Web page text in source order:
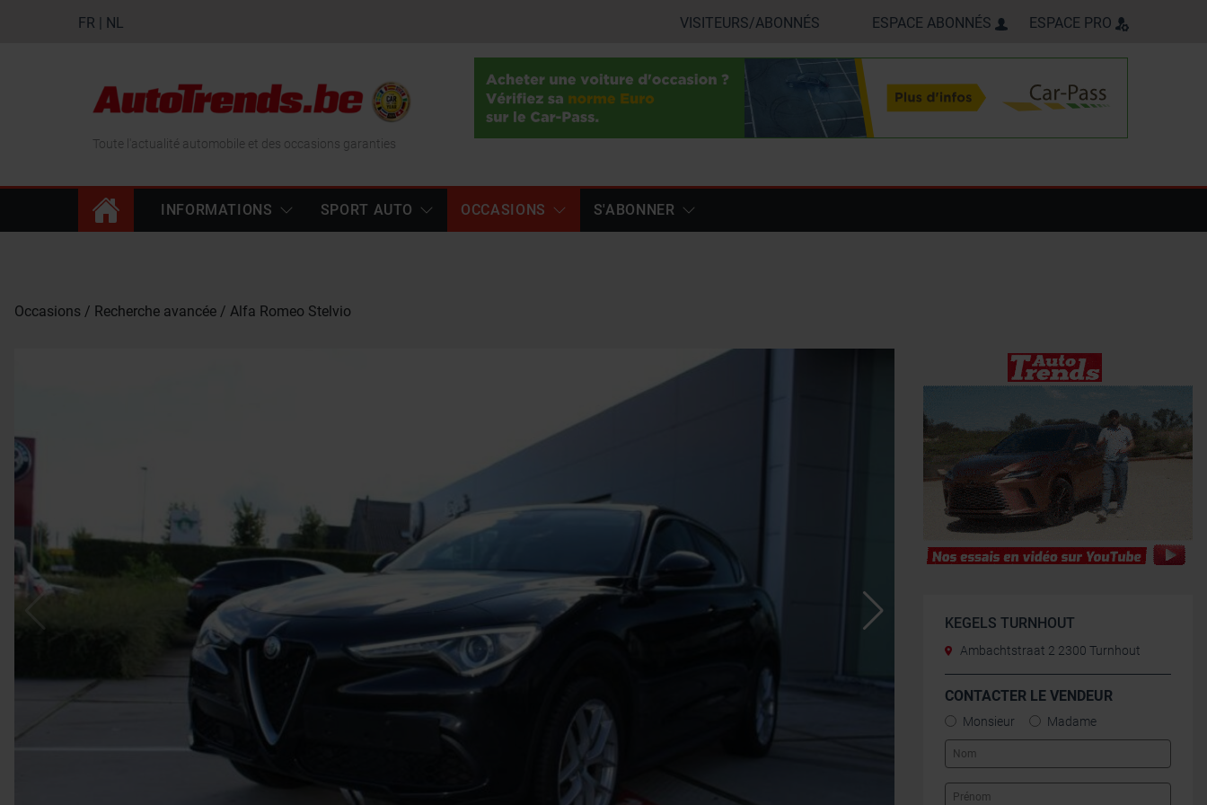
FR | NL VISITEURS/ABONNÉS ESPACE ABONNÉS ESPACE PRO
Toute l'actualité automobile et des occasions garanties
INFORMATIONS SPORT AUTO OCCASIONS S'ABONNER
Occasions Recherche avancée Alfa Romeo Stelvio
KEGELS TURNHOUT
Ambachtstraat 2 2300 Turnhout
CONTACTER LE VENDEUR
Monsieur Madame